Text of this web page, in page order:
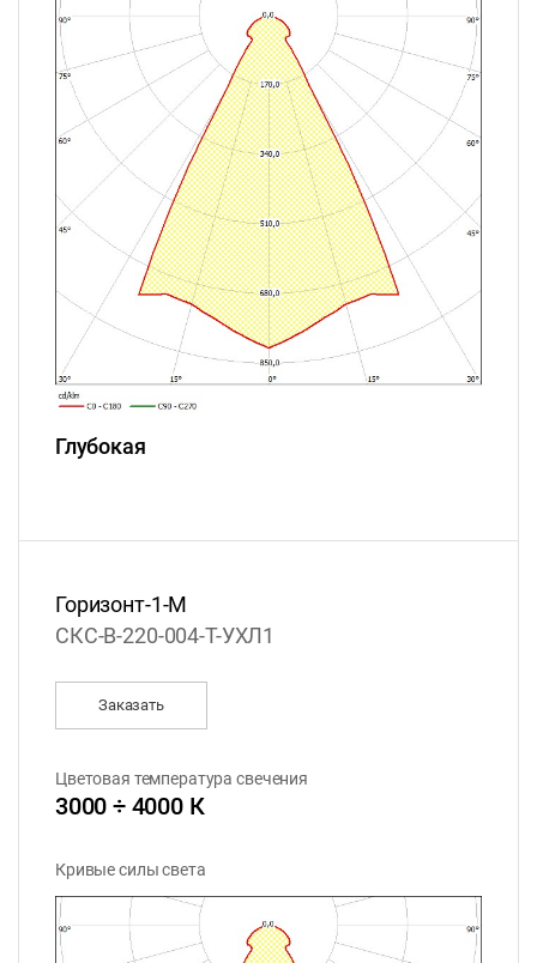
Глубокая
Горизонт-1-М
СКС-B-220-004-T-УХЛ1
Заказать
Цветовая температура свечения
3000 ÷ 4000 К
Кривые силы света